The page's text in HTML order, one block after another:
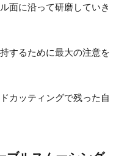
面に沿って研磨していき
するために最大の注意を
カッティングで残った自